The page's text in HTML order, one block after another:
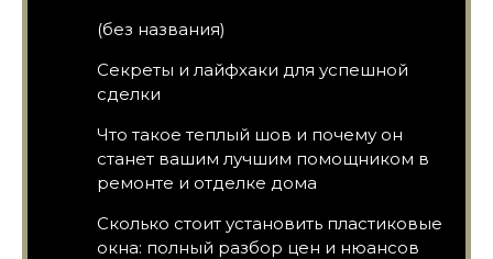
(без названия)
Секреты и лайфхаки для успешной
сделки
Что такое теплый шов и почему он
станет вашим лучшим помощником в
ремонте и отделке дома
Сколько стоит установить пластиковые
окна: полный разбор цен и нюансов